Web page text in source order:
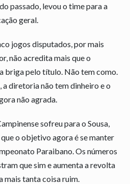
passado, levou o time para a
geral.
jogos disputados, por mais
não acredita mais que o
briga pelo título. Não tem como.
diretoria não tem dinheiro e o
não agrada.
sofreu para o Sousa,
o objetivo agora é se manter
Paraibano. Os números
que sim e aumenta a revolta
mais tanta coisa ruim.